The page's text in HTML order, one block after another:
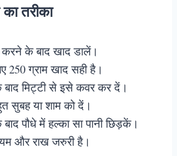
तरीका
करने के बाद खाद डालें।
250 ग्राम खाद सही है।
मिट्टी से इसे कवर कर दें।
सुबह या शाम को दें।
पौधे में हल्का सा पानी छिड़कें।
और राख जरुरी है।